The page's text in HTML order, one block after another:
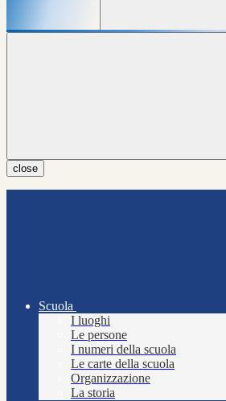
close
Scuola
I luoghi
Le persone
I numeri della scuola
Le carte della scuola
Organizzazione
La storia